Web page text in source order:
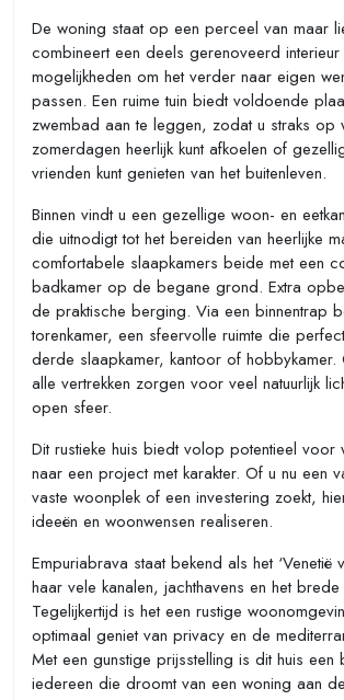
De woning staat op een perceel van maar
combineert een deels gerenoveerd
mogelijkheden om het verder naar eigen
passen. Een ruime tuin biedt voldoende
zwembad aan te leggen, zodat u straks op
zomerdagen heerlijk kunt afkoelen of
vrienden kunt genieten van het buitenleven.
Binnen vindt u een gezellige woon- en
die uitnodigt tot het bereiden van heerlijke
comfortabele slaapkamers beide met een
badkamer op de begane grond. Extra
de praktische berging. Via een binnentrap
torenkamer, een sfeervolle ruimte die
derde slaapkamer, kantoor of hobbykamer.
alle vertrekken zorgen voor veel natuurlijk
open sfeer.
Dit rustieke huis biedt volop potentieel voor
naar een project met karakter. Of u nu een
vaste woonplek of een investering zoekt,
ideeën en woonwensen realiseren.
Empuriabrava staat bekend als het ‘Venetië
haar vele kanalen, jachthavens en het
Tegelijkertijd is het een rustige
optimaal geniet van privacy en de
Met een gunstige prijsstelling is dit huis een
iedereen die droomt van een woning aan